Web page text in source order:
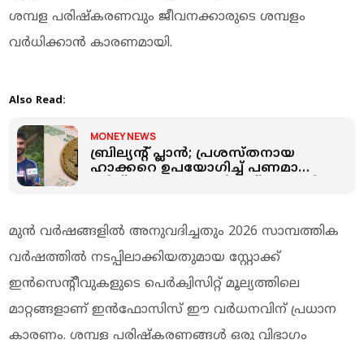
ശമ്പള പരിഷ്കരണവും ജീവനക്കാരുടെ ശമ്പളം
വർധിക്കാൻ കാരണമായി.
Also Read:
MONEY NEWS
ബ്രില്യന്റ് പ്ലാൻ; പ്രശസ്തനായ
ഹാക്കറെ ഉപയോഗിച്ച് പണമായും
മുൻ വർഷങ്ങളിൽ അനുവദിച്ചതും 2026 സാമ്പത്തിക
വർഷത്തിൽ നടപ്പിലാക്കിയതുമായ സ്റ്റോക്ക്
ഇൻസെന്റീവുകളുടെ പെർക്വിസിറ്റ് മൂല്യത്തിലെ
മാറ്റങ്ങളാണ് ഇൻഫോസിസ് ഈ വർധനവിന് പ്രധാന
കാരണം. ശമ്പള പരിഷ്കരണങ്ങൾ ഒരു വിഭാഗം